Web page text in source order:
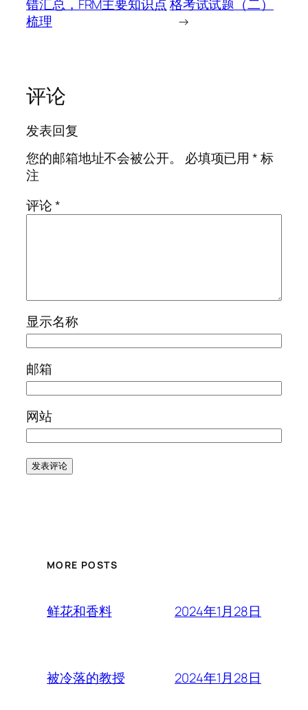
错汇总，FRM主要知识点
梳理
格考试试题（二）
→
评论
发表回复
您的邮箱地址不会被公开。
必填项已用*标
注
评论*
显示名称
邮箱
网站
MORE POSTS
鲜花和香料 2024年1月28日
被冷落的教授 2024年1月28日